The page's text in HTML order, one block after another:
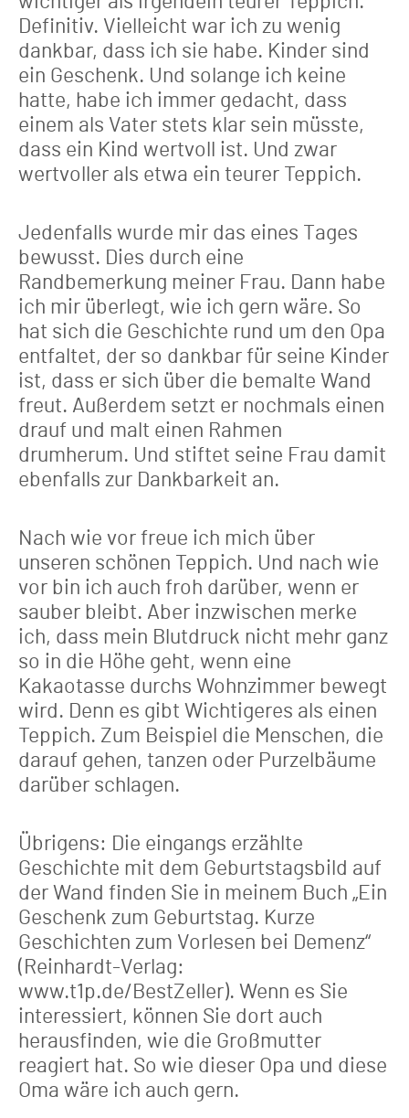
Definitiv. Vielleicht war ich zu wenig
dankbar, dass ich sie habe. Kinder sind
ein Geschenk. Und solange ich keine
hatte, habe ich immer gedacht, dass
einem als Vater stets klar sein müsste,
dass ein Kind wertvoll ist. Und zwar
wertvoller als etwa ein teurer Teppich.
Jedenfalls wurde mir das eines Tages
bewusst. Dies durch eine
Randbemerkung meiner Frau. Dann habe
ich mir überlegt, wie ich gern wäre. So
hat sich die Geschichte rund um den Opa
entfaltet, der so dankbar für seine Kinder
ist, dass er sich über die bemalte Wand
freut. Außerdem setzt er nochmals einen
drauf und malt einen Rahmen
drumherum. Und stiftet seine Frau damit
ebenfalls zur Dankbarkeit an.
Nach wie vor freue ich mich über
unseren schönen Teppich. Und nach wie
vor bin ich auch froh darüber, wenn er
sauber bleibt. Aber inzwischen merke
ich, dass mein Blutdruck nicht mehr ganz
so in die Höhe geht, wenn eine
Kakaotasse durchs Wohnzimmer bewegt
wird. Denn es gibt Wichtigeres als einen
Teppich. Zum Beispiel die Menschen, die
darauf gehen, tanzen oder Purzelbäume
darüber schlagen.
Übrigens: Die eingangs erzählte
Geschichte mit dem Geburtstagsbild auf
der Wand finden Sie in meinem Buch „Ein
Geschenk zum Geburtstag. Kurze
Geschichten zum Vorlesen bei Demenz“
(Reinhardt-Verlag:
www.t1p.de/BestZeller). Wenn es Sie
interessiert, können Sie dort auch
herausfinden, wie die Großmutter
reagiert hat. So wie dieser Opa und diese
Oma wäre ich auch gern.